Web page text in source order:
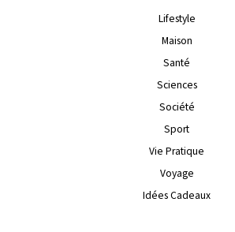
Lifestyle
Maison
Santé
Sciences
Société
Sport
Vie Pratique
Voyage
Idées Cadeaux